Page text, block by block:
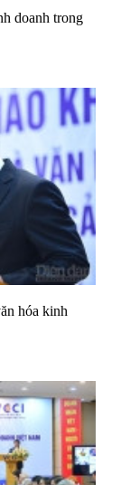
doanh trong
hóa kinh